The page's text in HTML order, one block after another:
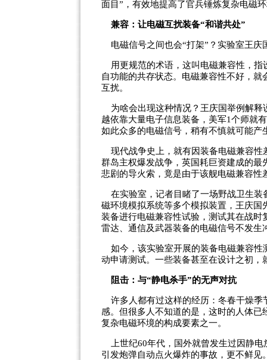
面目”，有效地提高了官兵锤炼复杂电磁
兼容：让电磁互扰装备“和谐共处”
电磁信号之间也会“打架”？实验室王庆
用更规范的术语，这叫电磁兼容性，指
自功能的共存状态。电磁兼容性不好，
互扰。
为啥会出现这种情况？王庆国举例解释
越依靠大量电子信息装备，美军1个师就
如此众多的电磁信号，稍有不慎就可能产
现代战争史上，就有因装备电磁兼容性
群岛主权爆发战争，英国耗巨资建成的
悲剧的导火索，竟是由于该舰电磁兼容性
在实验室，记者目睹了一场野战卫生装
磁环境模拟系统等多个模拟装置，王庆
装备进行电磁兼容性试验，测试其在战时
雷达、通信及武器装备的电磁信号不发生
如今，该实验室开展的装备电磁兼容性
动申请测试。一些装备甚至在设计之初
阻击：与“静电杀手”的无声对抗
许多人都有过这样的经历：冬春干燥季
感。但很多人不知道的是，这时的人体
复杂电磁环境的构成要素之一。
上世纪60年代，国外就曾发生过因静电
引发炮弹自动点火爆炸的事故，更不鲜